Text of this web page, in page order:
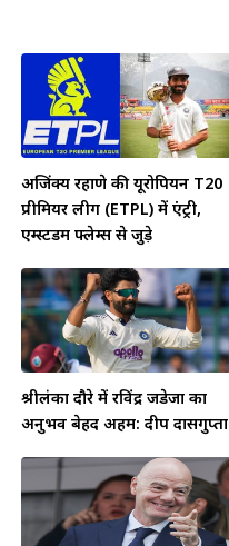
अजिंक्य रहाणे की यूरोपियन T20
प्रीमियर लीग (ETPL) में एंट्री,
एम्स्टर्डम फ्लेम्स से जुड़े
श्रीलंका दौरे में रविंद्र जडेजा का
अनुभव बेहद अहम: दीप दासगुप्ता